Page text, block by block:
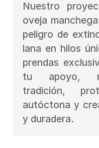
Nuestro
oveja
peligro de
lana en hilos
prendas
tu apoyo,
tradición,
autóctona y
y duradera.